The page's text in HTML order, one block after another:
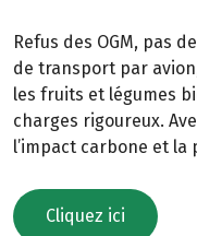
Refus des OGM, pas
de transport par
les fruits et légumes
charges rigoureux.
l’impact carbone et
Cliquez ici